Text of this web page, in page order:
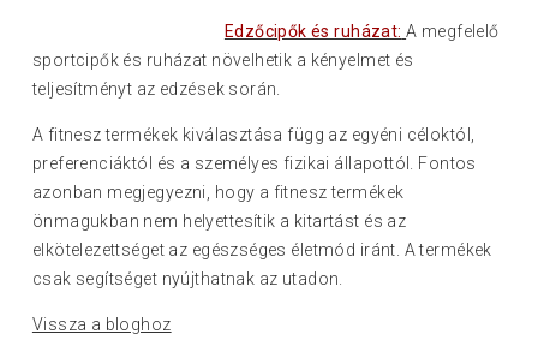
Edzőcipők és ruházat: A megfelelő
sportcipők és ruházat növelhetik a kényelmet és
teljesítményt az edzések során.
A fitnesz termékek kiválasztása függ az egyéni céloktól,
preferenciáktól és a személyes fizikai állapottól. Fontos
azonban megjegyezni, hogy a fitnesz termékek
önmagukban nem helyettesítik a kitartást és az
elkötelezettséget az egészséges életmód iránt. A termékek
csak segítséget nyújthatnak az utadon.
Vissza a bloghoz